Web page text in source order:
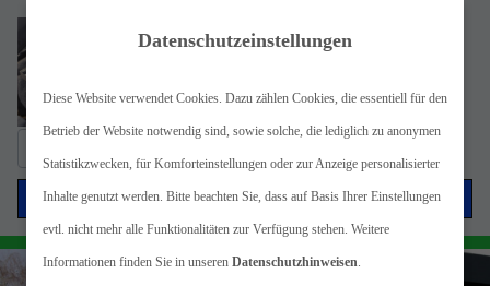
nach: Menü
Datenschutzeinstellungen
Diese Website verwendet Cookies. Dazu zählen Cookies, die essentiell für den
Betrieb der Website notwendig sind, sowie solche, die lediglich zu anonymen
Statistikzwecken, für Komforteinstellungen oder zur Anzeige personalisierter
Inhalte genutzt werden. Bitte beachten Sie, dass auf Basis Ihrer Einstellungen
evtl. nicht mehr alle Funktionalitäten zur Verfügung stehen. Weitere
Informationen finden Sie in unseren Datenschutzhinweisen.